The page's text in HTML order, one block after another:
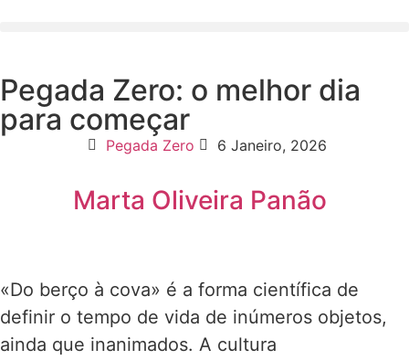
Pegada Zero: o melhor dia
para começar
Pegada Zero 6 Janeiro, 2026
Marta Oliveira Panão
«Do berço à cova» é a forma científica de
definir o tempo de vida de inúmeros objetos,
ainda que inanimados. A cultura